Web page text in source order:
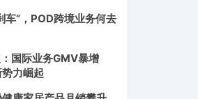
车”，POD跨境业务何去
国际业务GMV暴增
力崛起